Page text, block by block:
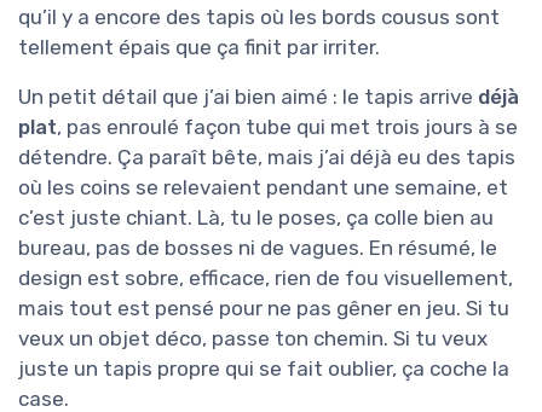
qu’il y a encore des tapis où les bords cousus sont
tellement épais que ça finit par irriter.
Un petit détail que j’ai bien aimé : le tapis arrive déjà
plat, pas enroulé façon tube qui met trois jours à se
détendre. Ça paraît bête, mais j’ai déjà eu des tapis
où les coins se relevaient pendant une semaine, et
c’est juste chiant. Là, tu le poses, ça colle bien au
bureau, pas de bosses ni de vagues. En résumé, le
design est sobre, efficace, rien de fou visuellement,
mais tout est pensé pour ne pas gêner en jeu. Si tu
veux un objet déco, passe ton chemin. Si tu veux
juste un tapis propre qui se fait oublier, ça coche la
case.